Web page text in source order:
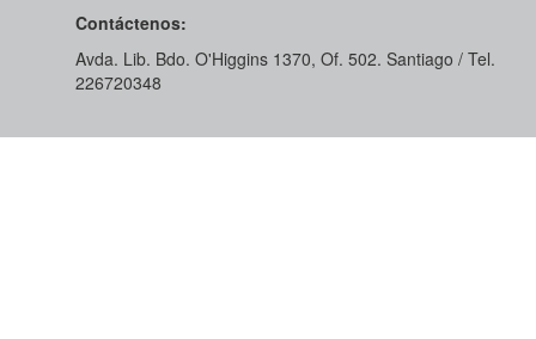
Contáctenos:
Avda. Lib. Bdo. O'Higgins 1370, Of. 502. Santiago / Tel.
226720348